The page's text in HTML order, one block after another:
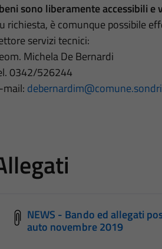
sono liberamente accessibili e
richiesta, è comunque possibile
servizi tecnici:
Michela De Bernardi
0342/526244
mail:
NEWS - Bando ed allegati
auto novembre 2019